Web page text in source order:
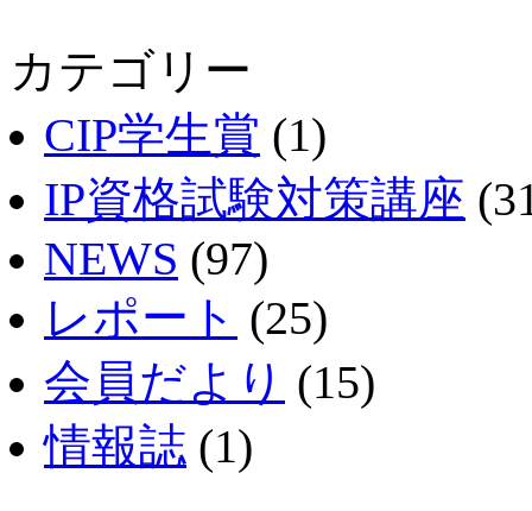
カテゴリー
CIP学生賞 (1)
IP資格試験対策講座
NEWS (97)
レポート (25)
会員だより (15)
情報誌 (1)